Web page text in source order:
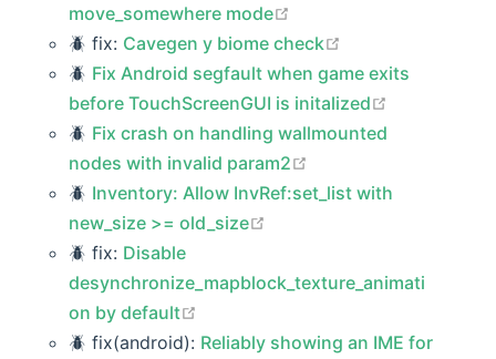
move_somewhere mode
🪲 fix: Cavegen y biome check
🪲 Fix Android segfault when game exits
before TouchScreenGUI is initalized
🪲 Fix crash on handling wallmounted
nodes with invalid param2
🪲 Inventory: Allow InvRef:set_list with
new_size >= old_size
🪲 fix: Disable
desynchronize_mapblock_texture_animati
on by default
🪲 fix(android): Reliably showing an IME for